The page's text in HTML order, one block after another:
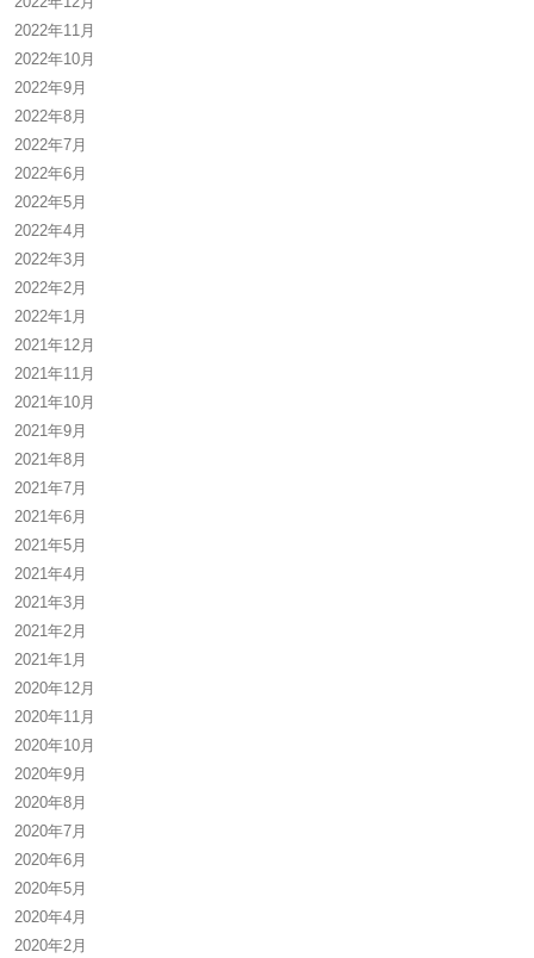
2022年11月
2022年10月
2022年9月
2022年8月
2022年7月
2022年6月
2022年5月
2022年4月
2022年3月
2022年2月
2022年1月
2021年12月
2021年11月
2021年10月
2021年9月
2021年8月
2021年7月
2021年6月
2021年5月
2021年4月
2021年3月
2021年2月
2021年1月
2020年12月
2020年11月
2020年10月
2020年9月
2020年8月
2020年7月
2020年6月
2020年5月
2020年4月
2020年2月